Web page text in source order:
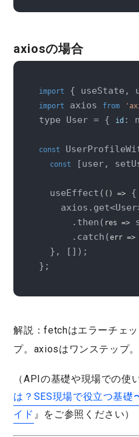
axiosの場合
import { useState,
import axios from
type User = {
id :
const
const [user,
  useEffect(
() => {
      .then(
res =>
      .catch(
err =>
  }, []);
};
解説：fetchはエラーチェ
プ。axiosはワンステップ。
（APIの基礎や現場での使
は？SES現場で役立つ基
イド 』をご参照ください）